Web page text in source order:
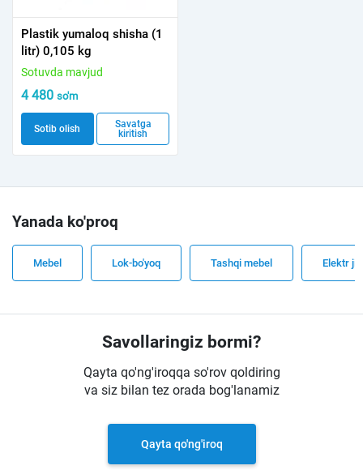
Plastik yumaloq shisha (1
litr) 0,105 kg
Sotuvda mavjud
4 480 so'm
Sotib olish
Savatga
kiritish
Yanada ko'proq
Mebel Lok-bo'yoq Tashqi mebel Elektr
Savollaringiz bormi?
Qayta qo'ng'iroqqa so'rov qoldiring
va siz bilan tez orada bog'lanamiz
Qayta qo'ng'iroq